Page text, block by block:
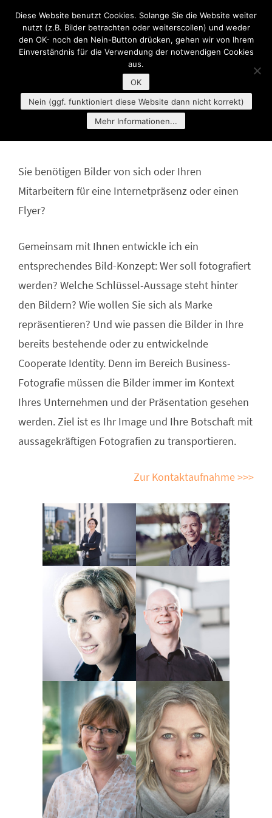
MENU
Sie benötigen Bilder von sich oder Ihren
Mitarbeitern für eine Internetpräsenz oder einen
Flyer?
Gemeinsam mit Ihnen entwickle ich ein
entsprechendes Bild-Konzept: Wer soll fotografiert
werden? Welche Schlüssel-Aussage steht hinter
den Bildern? Wie wollen Sie sich als Marke
repräsentieren? Und wie passen die Bilder in Ihre
bereits bestehende oder zu entwickelnde
Cooperate Identity. Denn im Bereich Business-
Fotografie müssen die Bilder immer im Kontext
Ihres Unternehmen und der Präsentation gesehen
werden. Ziel ist es Ihr Image und Ihre Botschaft mit
aussagekräftigen Fotografien zu transportieren.
Zur Kontaktaufnahme >>>
Diese Website benutzt Cookies. Solange Sie die Website weiter
nutzt (z.B. Bilder betrachten oder weiterscollen) und weder
den OK- noch den Nein-Button drücken, gehen wir von Ihrem
Einverständnis für die Verwendung der notwendigen Cookies
aus.
OK
Nein (ggf. funktioniert diese Website dann nicht korrekt)
Mehr Informationen...